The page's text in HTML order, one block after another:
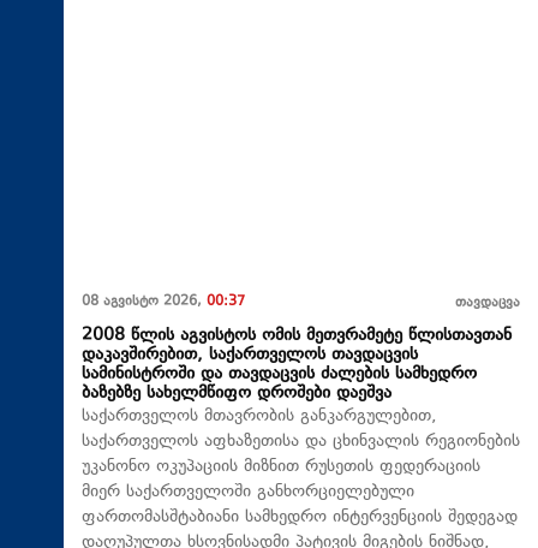
08 აგვისტო 2026, 00:37 თავდაცვა
2008 წლის აგვისტოს ომის მეთვრამეტე წლისთავთან
დაკავშირებით, საქართველოს თავდაცვის
სამინისტროში და თავდაცვის ძალების სამხედრო
ბაზებზე სახელმწიფო დროშები დაეშვა
საქართველოს მთავრობის განკარგულებით,
საქართველოს აფხაზეთისა და ცხინვალის რეგიონების
უკანონო ოკუპაციის მიზნით რუსეთის ფედერაციის
მიერ საქართველოში განხორციელებული
ფართომასშტაბიანი სამხედრო ინტერვენციის შედეგად